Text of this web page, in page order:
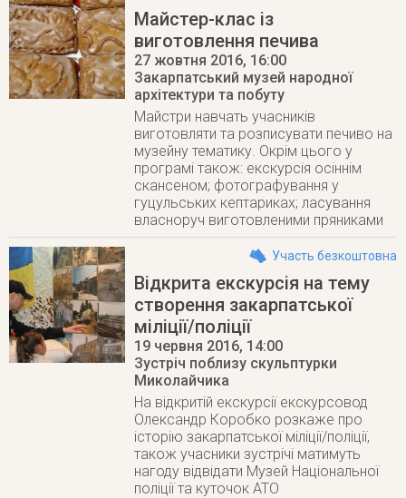
Майстер-клас із
виготовлення печива
27 жовтня 2016, 16:00
Закарпатський музей народної
архітектури та побуту
Майстри навчать учасників
виготовляти та розписувати печиво на
музейну тематику. Окрім цього у
програмі також: екскурсія осіннім
скансеном; фотографування у
гуцульських кептариках; ласування
власноруч виготовленими пряниками
Участь безкоштовна
Відкрита екскурсія на тему
створення закарпатської
міліції/поліції
19 червня 2016, 14:00
Зустріч поблизу скульптурки
Миколайчика
На відкритій екскурсії екскурсовод
Олександр Коробко розкаже про
історію закарпатської міліції/поліції,
також учасники зустрічі матимуть
нагоду відвідати Музей Національної
поліції та куточок АТО